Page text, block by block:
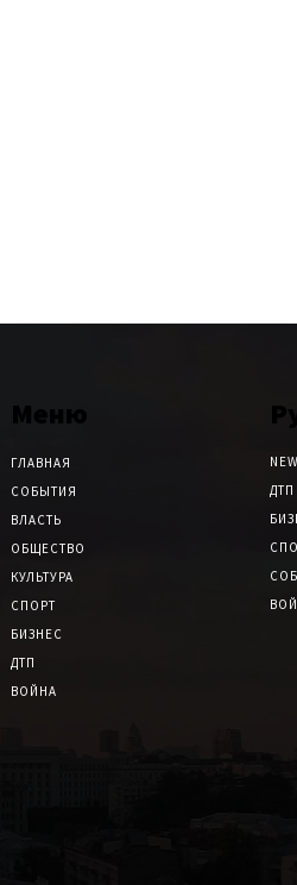
Меню
ГЛАВНАЯ
СОБЫТИЯ
ВЛАСТЬ
ОБЩЕСТВО
КУЛЬТУРА
СПОРТ
БИЗНЕС
ДТП
ВОЙНА
ДТП